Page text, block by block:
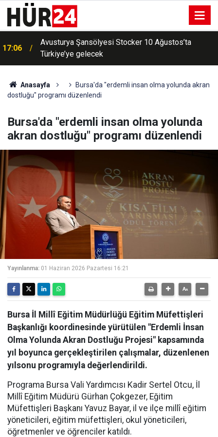
17:06
Avusturya Şansölyesi Stocker 10 Ağustos’ta
Türkiye’ye gelecek
16:43
YÖKDİL/2 soru kitapçığı ve cevap anahtarı
yayımlandı
Anasayfa
Bursa'da "erdemli insan olma yolunda akran
dostluğu" programı düzenlendi
Bursa'da "erdemli insan olma yolunda
akran dostluğu" programı düzenlendi
Yayınlanma: 01 Haziran 2026 Pazartesi 16:21
Bursa İl Millî Eğitim Müdürlüğü Eğitim Müfettişleri
Başkanlığı koordinesinde yürütülen "Erdemli İnsan
Olma Yolunda Akran Dostluğu Projesi" kapsamında
yıl boyunca gerçekleştirilen çalışmalar, düzenlenen
yılsonu programıyla değerlendirildi.
Programa Bursa Vali Yardımcısı Kadir Sertel Otcu, İl
Millî Eğitim Müdürü Gürhan Çokgezer, Eğitim
Müfettişleri Başkanı Yavuz Bayar, il ve ilçe millî eğitim
yöneticileri, eğitim müfettişleri, okul yöneticileri,
öğretmenler ve öğrenciler katıldı.